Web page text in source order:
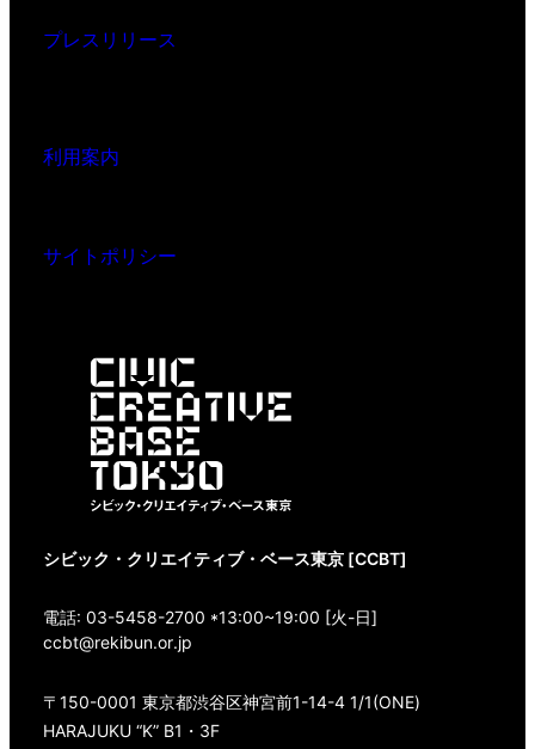
プレスリリース
利用案内
サイトポリシー
シビック・クリエイティブ・ベース東京 [CCBT]
電話: 03-5458-2700 *13:00~19:00 [火-日]
ccbt@rekibun.or.jp
〒150-0001 東京都渋谷区神宮前1-14-4 1/1(ONE)
HARAJUKU “K” B1・3F